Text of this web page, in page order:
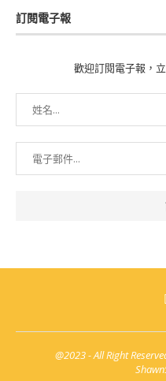
訂閱電子報
歡迎訂閱電子報，
@2023 - All Right